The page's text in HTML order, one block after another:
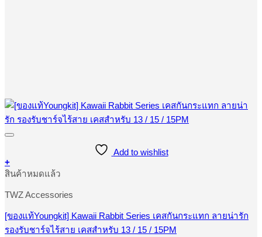
Add to wishlist
+
This
has
multiple
variants.
The
options
สินค้าหมดแล้ว
TWZ Accessories
[ของแท้Youngkit] Kawaii Rabbit Series เคสกันกระแทก ลายน่ารัก
รองรับชาร์จไร้สาย เคสสำหรับ 13 / 15 / 15PM